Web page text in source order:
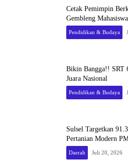
Cetak Pemimpin
Gembleng
Pendidikan & Budaya
Bikin Bangga!! SRT
Juara Nasional
Pendidikan & Budaya
Sulsel Targetkan
Pertanian Modern
Daerah Juli 20, 2026